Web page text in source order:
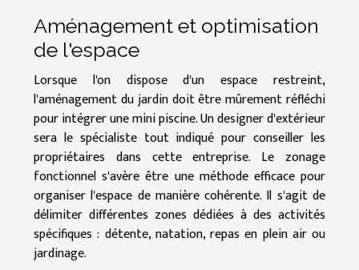
Aménagement et optimisation
de l'espace
Lorsque l'on dispose d'un espace restreint,
l'aménagement du jardin doit être mûrement réfléchi
pour intégrer une mini piscine. Un designer d'extérieur
sera le spécialiste tout indiqué pour conseiller les
propriétaires dans cette entreprise. Le zonage
fonctionnel s'avère être une méthode efficace pour
organiser l'espace de manière cohérente. Il s'agit de
délimiter différentes zones dédiées à des activités
spécifiques : détente, natation, repas en plein air ou
jardinage.